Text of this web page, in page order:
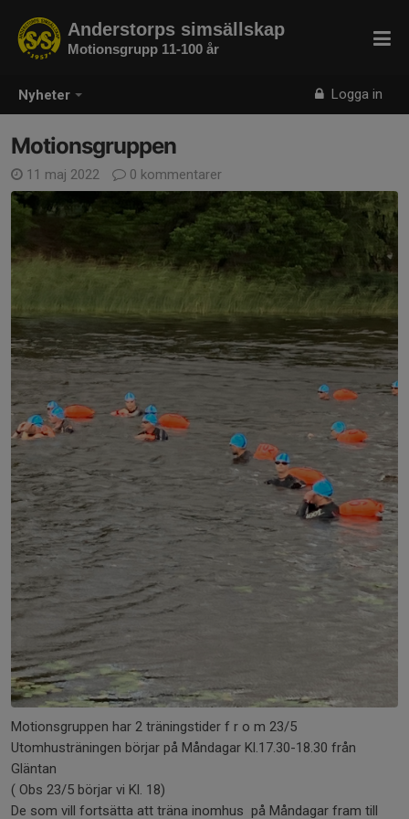
Nyheter Logga in
Anderstorps simsällskap
Motionsgrupp 11-100 år
Motionsgruppen
11 maj 2022 0 kommentarer
Motionsgruppen har 2 träningstider f r o m 23/5
Utomhusträningen börjar på Måndagar Kl.17.30-18.30 från
Gläntan
( Obs 23/5 börjar vi Kl. 18)
De som vill fortsätta att träna inomhus på Måndagar fram till